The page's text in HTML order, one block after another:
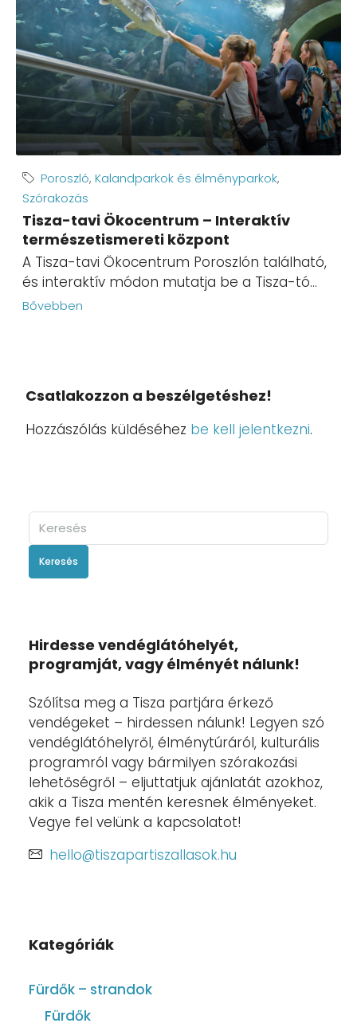
Poroszló, Kalandparkok és élményparkok,
Szórakozás
Tisza-tavi Ökocentrum – Interaktív
természetismereti központ
A Tisza-tavi Ökocentrum Poroszlón található,
és interaktív módon mutatja be a Tisza-tó...
Bővebben
Csatlakozzon a beszélgetéshez!
Hozzászólás küldéséhez be kell jelentkezni.
Keresés
Hirdesse vendéglátóhelyét,
programját, vagy élményét nálunk!
Szólítsa meg a Tisza partjára érkező
vendégeket – hirdessen nálunk! Legyen szó
vendéglátóhelyről, élménytúráról, kulturális
programról vagy bármilyen szórakozási
lehetőségről – eljuttatjuk ajánlatát azokhoz,
akik a Tisza mentén keresnek élményeket.
Vegye fel velünk a kapcsolatot!
hello@tiszapartiszallasok.hu
Kategóriák
Fürdők – strandok
Fürdők